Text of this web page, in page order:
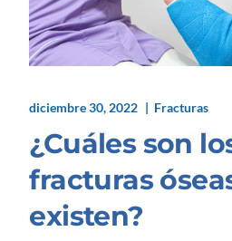
diciembre 30, 2022 Fracturas
¿Cuáles son
fracturas
existen?